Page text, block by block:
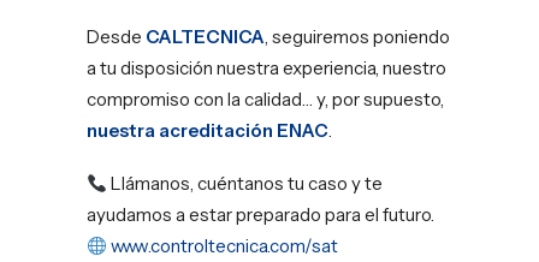
Desde CALTECNICA, seguiremos poniendo
a tu disposición nuestra experiencia, nuestro
compromiso con la calidad… y, por supuesto,
nuestra acreditación ENAC.
Llámanos, cuéntanos tu caso y te
ayudamos a estar preparado para el futuro.
www.controltecnica.com/sat